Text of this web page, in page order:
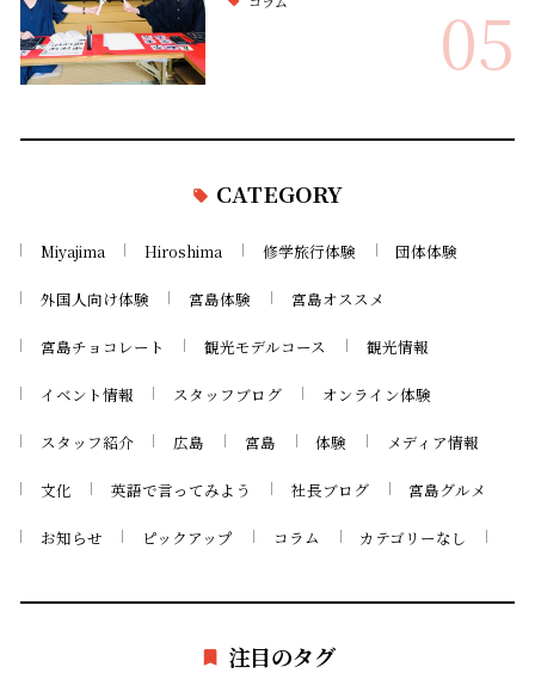
05
CATEGORY
Miyajima Hiroshima 修学旅行体験 団体体験
外国人向け体験 宮島体験 宮島オススメ
宮島チョコレート 観光モデルコース 観光情報
イベント情報 スタッフブログ オンライン体験
スタッフ紹介 広島 宮島 体験 メディア情報
文化 英語で言ってみよう 社長ブログ 宮島グルメ
お知らせ ピックアップ コラム カテゴリーなし
注目のタグ